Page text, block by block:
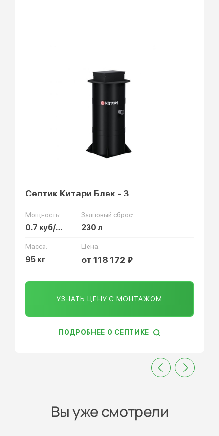
Септик Китари Блек - 3
Мощность:
0.7 куб/сут
Залповый сброс:
230 л
Масса:
95 кг
Цена:
от 118 172 ₽
УЗНАТЬ ЦЕНУ С МОНТАЖОМ
ПОДРОБНЕЕ О СЕПТИКЕ
Вы уже смотрели